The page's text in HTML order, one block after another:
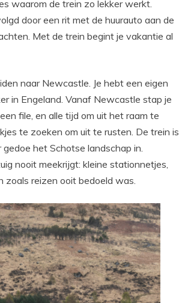
waarom de trein zo lekker werkt.
door een rit met de huurauto aan de
Met de trein begint je vakantie al
naar Newcastle. Je hebt een eigen
in Engeland. Vanaf Newcastle stap je
file, en alle tijd om uit het raam te
te zoeken om uit te rusten. De trein is
het Schotse landschap in.
nooit meekrijgt: kleine stationnetjes,
zoals reizen ooit bedoeld was.